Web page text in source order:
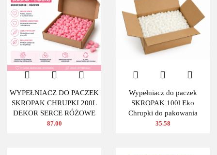
WYPEŁNIACZ DO PACZEK
SKROPAK CHRUPKI 200L
DEKOR SERCE RÓŻOWE
87.00
Wypełniacz do paczek
SKROPAK 100l Eko
Chrupki do pakowania
35.58